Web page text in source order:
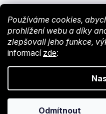
Používáme cookies,
prohlížení webu a díky
zlepšovali jeho funkce,
informací zde:
Odmítnout
Shoptet. Nastavil tým